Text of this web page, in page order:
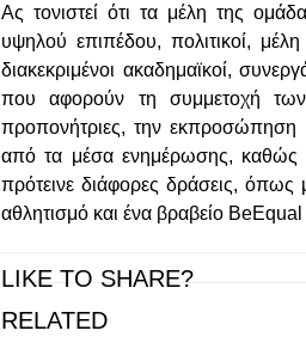
Ας τονιστεί ότι τα μέλη της
υψηλού επιπέδου, πολιτικοί,
διακεκριμένοι ακαδημαϊκοί,
που αφορούν τη συμμετοχή των
προπονήτριες, την εκπροσώπηση
από τα μέσα ενημέρωσης, καθώς
πρότεινε διάφορες δράσεις, όπως
αθλητισμό και ένα βραβείο
LIKE TO SHARE?
RELATED